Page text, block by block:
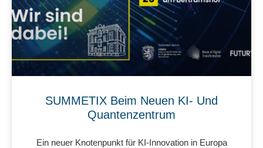
SUMMETIX Beim Neuen KI- Und
Quantenzentrum
Ein neuer Knotenpunkt für KI-Innovation in Europa